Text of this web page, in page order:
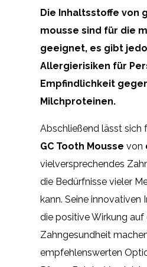
Die Inhaltsstoffe von
mousse sind für die
geeignet, es gibt
Allergierisiken für
Empfindlichkeit
Milchproteinen.
Abschließend lässt sich
GC Tooth Mousse von
vielversprechendes
die Bedürfnisse vieler
kann. Seine innovativen
die positive Wirkung auf
Zahngesundheit
empfehlenswerten